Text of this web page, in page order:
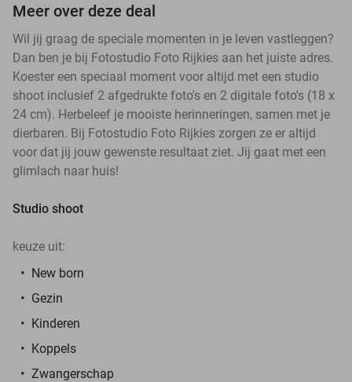
Meer over deze deal
Wil jij graag de speciale momenten in je leven vastleggen?
Dan ben je bij Fotostudio Foto Rijkies aan het juiste adres.
Koester een speciaal moment voor altijd met een studio
shoot inclusief 2 afgedrukte foto's en 2 digitale foto's (18 x
24 cm). Herbeleef je mooiste herinneringen, samen met je
dierbaren. Bij Fotostudio Foto Rijkies zorgen ze er altijd
voor dat jij jouw gewenste resultaat ziet. Jij gaat met een
glimlach naar huis!
Studio shoot
keuze uit:
New born
Gezin
Kinderen
Koppels
Zwangerschap